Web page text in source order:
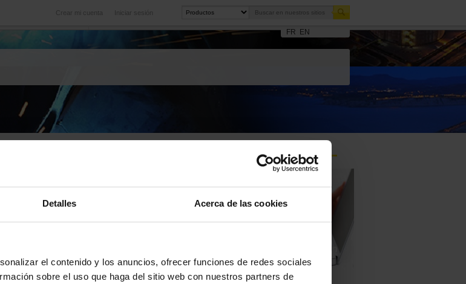
Detalles Acerca de las cookies
el contenido y los anuncios, ofrecer funciones de redes sociales
sobre el uso que haga del sitio web con nuestros partners de
Iniciar sesión
Crear mi cuenta
en el extranjero
FR EN
con
Haga una pregunta a un
técnico de apoyo